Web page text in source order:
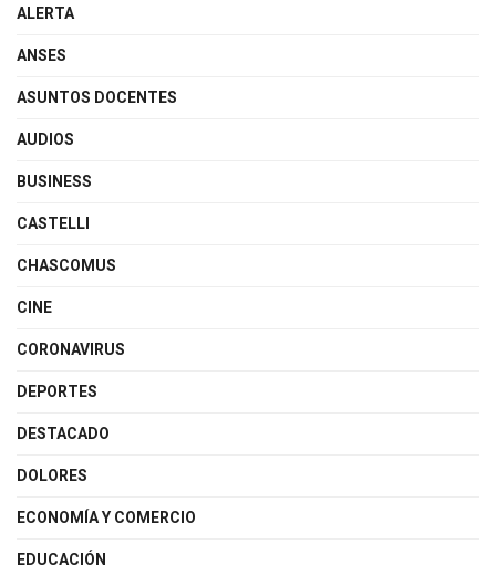
ALERTA
ANSES
ASUNTOS DOCENTES
AUDIOS
BUSINESS
CASTELLI
CHASCOMUS
CINE
CORONAVIRUS
DEPORTES
DESTACADO
DOLORES
ECONOMÍA Y COMERCIO
EDUCACIÓN